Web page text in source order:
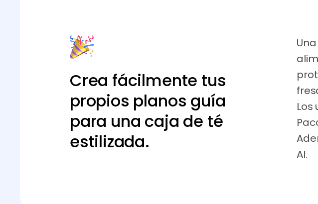
Crea fácilmente tus
propios planos guía
para una caja de té
estilizada.
AI.